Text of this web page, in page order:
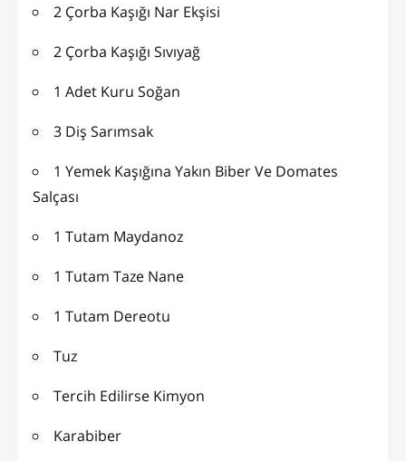
2 Çorba Kaşığı Nar Ekşisi
2 Çorba Kaşığı Sıvıyağ
1 Adet Kuru Soğan
3 Diş Sarımsak
1 Yemek Kaşığına Yakın Biber Ve Domates
Salçası
1 Tutam Maydanoz
1 Tutam Taze Nane
1 Tutam Dereotu
Tuz
Tercih Edilirse Kimyon
Karabiber